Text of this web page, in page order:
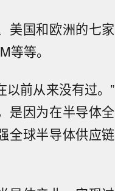
美国和欧洲的七家
等。
以前从来没有过。”
是因为在半导体全
全球半导体供应链